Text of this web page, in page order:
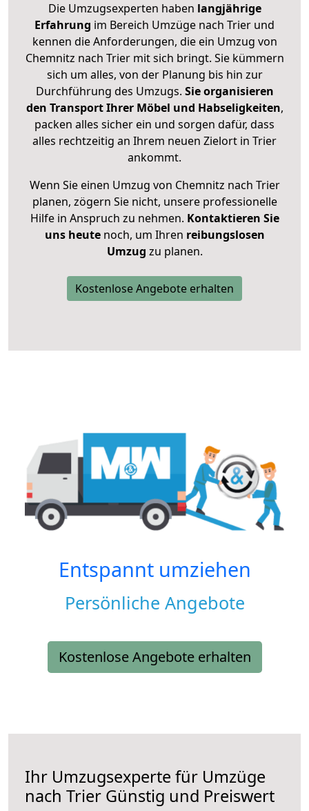
Die Umzugsexperten haben langjährige
Erfahrung im Bereich Umzüge nach Trier und
kennen die Anforderungen, die ein Umzug von
Chemnitz nach Trier mit sich bringt. Sie kümmern
sich um alles, von der Planung bis hin zur
Durchführung des Umzugs. Sie organisieren
den Transport Ihrer Möbel und Habseligkeiten,
packen alles sicher ein und sorgen dafür, dass
alles rechtzeitig an Ihrem neuen Zielort in Trier
ankommt.
Wenn Sie einen Umzug von Chemnitz nach Trier
planen, zögern Sie nicht, unsere professionelle
Hilfe in Anspruch zu nehmen. Kontaktieren Sie
uns heutenoch, um Ihren reibungslosen
Umzug zu planen.
Kostenlose Angebote erhalten
Entspannt umziehen
Persönliche Angebote
Kostenlose Angebote erhalten
Ihr Umzugsexperte für Umzüge
nach Trier Günstig und Preiswert